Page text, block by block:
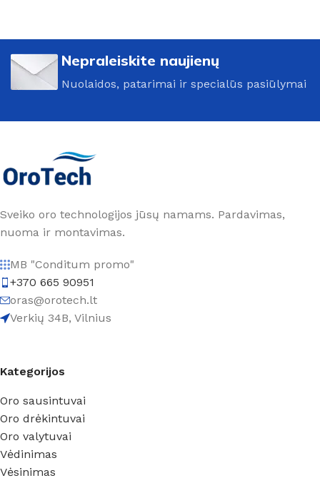
Nepraleiskite naujienų
Nuolaidos, patarimai ir specialūs pasiūlymai
Sveiko oro technologijos jūsų namams. Pardavimas,
nuoma ir montavimas.
MB "Conditum promo"
+370 665 90951
oras@orotech.lt
Verkių 34B, Vilnius
Kategorijos
Oro sausintuvai
Oro drėkintuvai
Oro valytuvai
Vėdinimas
Vėsinimas